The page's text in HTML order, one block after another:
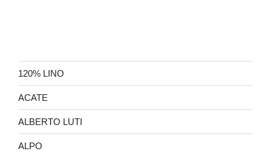
120% LINO
ACATE
ALBERTO LUTI
ALPO